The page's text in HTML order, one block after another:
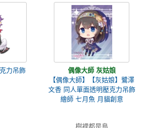
力吊飾
偶像大師 灰姑娘
【偶像大師】【灰姑娘】鷺澤
文香 同人單面透明壓克力吊飾
繪師 七月魚 月貓創意
樹裡都是鳥